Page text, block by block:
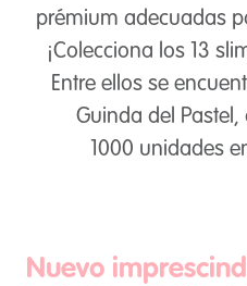
prémium adecuadas
¡Colecciona los 13
Entre ellos se
Guinda del
1000 unidades
Nuevo